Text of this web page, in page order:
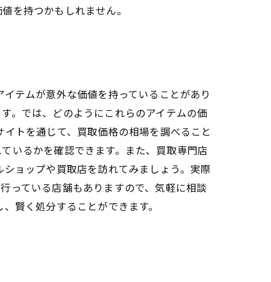
を持つかもしれません。
テムが意外な価値を持っていることがあり
。では、どのようにこれらのアイテムの価
トを通じて、買取価格の相場を調べること
いるかを確認できます。また、買取専門店
ョップや買取店を訪れてみましょう。実際
っている店舗もありますので、気軽に相談
賢く処分することができます。